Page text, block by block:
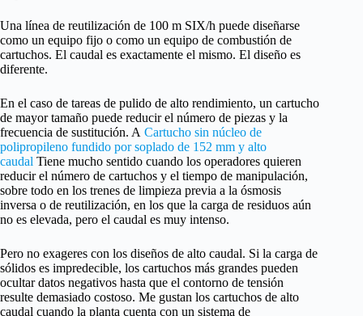
Una línea de reutilización de 100 m SIX/h puede diseñarse
como un equipo fijo o como un equipo de combustión de
cartuchos. El caudal es exactamente el mismo. El diseño es
diferente.
En el caso de tareas de pulido de alto rendimiento, un cartucho
de mayor tamaño puede reducir el número de piezas y la
frecuencia de sustitución. A Cartucho sin núcleo de
polipropileno fundido por soplado de 152 mm y alto
caudal Tiene mucho sentido cuando los operadores quieren
reducir el número de cartuchos y el tiempo de manipulación,
sobre todo en los trenes de limpieza previa a la ósmosis
inversa o de reutilización, en los que la carga de residuos aún
no es elevada, pero el caudal es muy intenso.
Pero no exageres con los diseños de alto caudal. Si la carga de
sólidos es impredecible, los cartuchos más grandes pueden
ocultar datos negativos hasta que el contorno de tensión
resulte demasiado costoso. Me gustan los cartuchos de alto
caudal cuando la planta cuenta con un sistema de